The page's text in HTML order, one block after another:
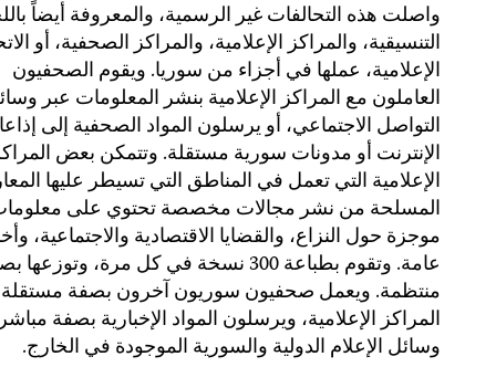
واصلت هذه التحالفات غير الرسمية، والمعروفة أيضاً
التنسيقية، والمراكز الإعلامية، والمراكز الصحفية، أو
الإعلامية، عملها في أجزاء من سوريا. ويقوم الصحفيون
العاملون مع المراكز الإعلامية بنشر المعلومات عبر
التواصل الاجتماعي، أو يرسلون المواد الصحفية إلى
الإنترنت أو مدونات سورية مستقلة. وتتمكن بعض
الإعلامية التي تعمل في المناطق التي تسيطر عليها
المسلحة من نشر مجالات مخصصة تحتوي على
موجزة حول النزاع، والقضايا الاقتصادية والاجتماعية،
عامة. وتقوم بطباعة 300 نسخة في كل مرة،
منتظمة. ويعمل صحفيون سوريون آخرون بصفة
المراكز الإعلامية، ويرسلون المواد الإخبارية بصفة
وسائل الإعلام الدولية والسورية الموجودة في الخارج.